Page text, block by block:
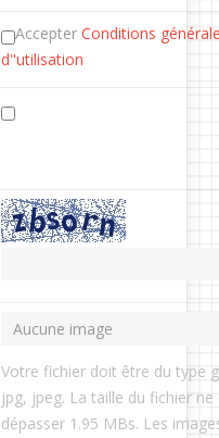
Accepter Conditions
d"utilisation
Votre fichier doit être du type
jpg, jpeg. La taille du fichier
dépasser 1.95 MBs. Les